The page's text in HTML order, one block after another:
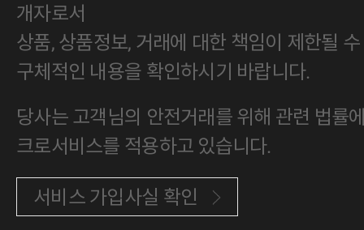
개자로서
상품, 상품정보, 거래에 대한 책임이 제한될
구체적인 내용을 확인하시기 바랍니다.
당사는 고객님의 안전거래를 위해 관련 법률
크로서비스를 적용하고 있습니다.
서비스 가입사실 확인